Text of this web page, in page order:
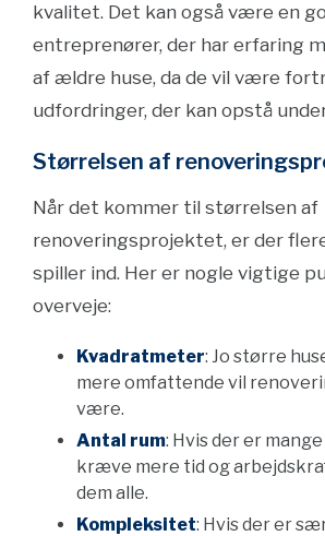
kvalitet. Det kan også være en
entreprenører, der har erfaring
af ældre huse, da de vil være
udfordringer, der kan opstå
Størrelsen af
Når det kommer til størrelsen af
renoveringsprojektet, er der
spiller ind. Her er nogle vigtige
overveje:
Kvadratmeter: Jo større
mere omfattende vil
være.
Antal rum: Hvis der er
kræve mere tid og
dem alle.
Kompleksitet: Hvis der er